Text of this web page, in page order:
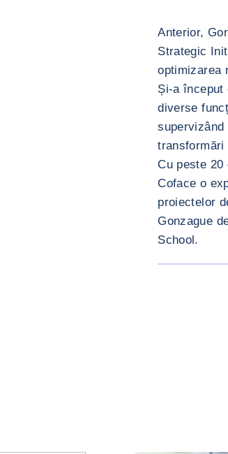
Anterior,
Strategic
optimizarea
Și-a început
diverse
transformări
Cu peste 20
Coface o
proiectelor
Gonzague
School.
<div